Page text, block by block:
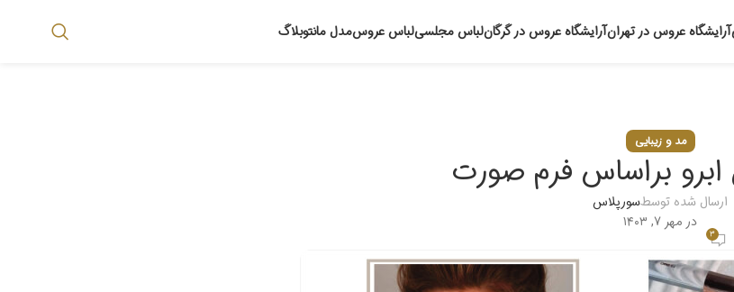
آرایشگاه عروس در تهرانآرایشگاه عروس در گرگانلباس مجلسیلباس عروسمدل مانتوبلاگ
مد و زیبایی
براساس فرم صورت
ارسال شده توسطسورپلاس
در مهر ۷, ۱۴۰۳
۳